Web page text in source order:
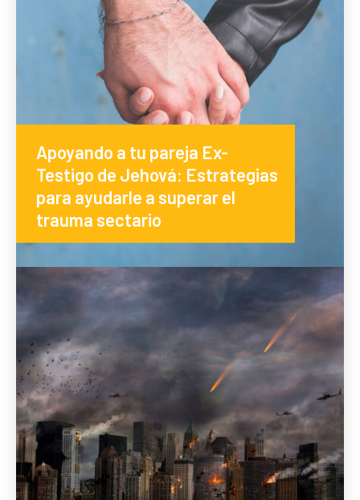
Apoyando a tu pareja Ex-
Testigo de Jehová: Estrategias
para ayudarle a superar el
trauma sectario